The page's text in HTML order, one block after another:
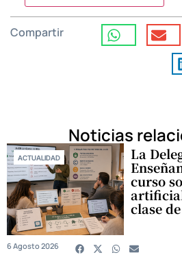
Compartir
Noticias
ACTUALIDAD La
curso
clase
6 Agosto 2026